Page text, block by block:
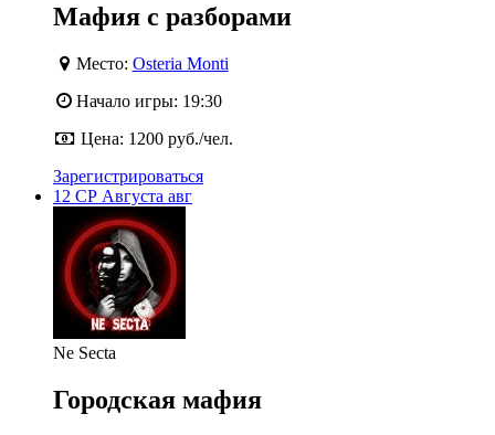
Мафия с разборами
Место: Osteria Monti
Начало игры: 19:30
Цена: 1200 руб./чел.
Зарегистрироваться
12 СР Августа авг
Ne Secta
Городская мафия